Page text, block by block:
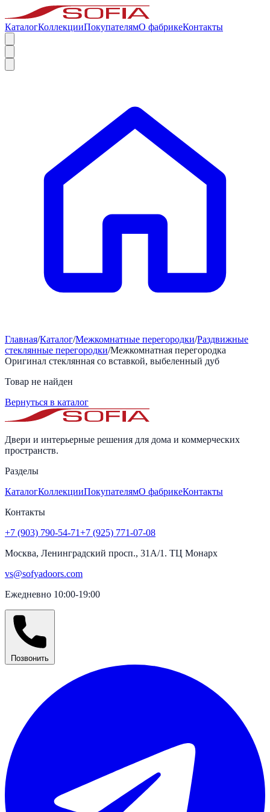
КаталогКоллекцииПокупателямО фабрикеКонтакты
Главная/Каталог/Межкомнатные перегородки/Раздвижные
стеклянные перегородки/Межкомнатная перегородка
Оригинал стеклянная со вставкой, выбеленный дуб
Товар не найден
Вернуться в каталог
Двери и интерьерные решения для дома и коммерческих
пространств.
Разделы
КаталогКоллекцииПокупателямО фабрикеКонтакты
Контакты
+7 (903) 790-54-71+7 (925) 771-07-08
Москва, Ленинградский просп., 31А/1. ТЦ Монарх
vs@sofyadoors.com
Ежедневно 10:00-19:00
Позвонить